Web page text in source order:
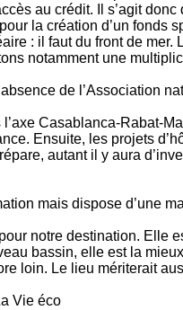
au crédit. Il s’agit
la création d’un fonds
: il faut du front de
notamment une
de l’Association
l’axe Casablanca-Rabat-
Ensuite, les projets
autant il y aura
mais dispose d’une
notre destination. Elle
bassin, elle est la
loin. Le lieu mériterait
Vie éco